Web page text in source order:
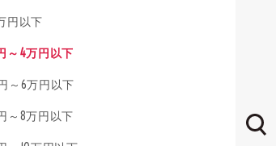
円以下
～4万円以下
～6万円以下
～8万円以下